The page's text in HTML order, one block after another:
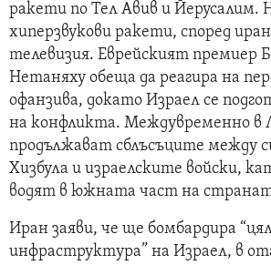
ракети по Тел Авив и Йерусалим.
хиперзвукови ракети, според
телевизия. Еврейският премиер
Нетаняху обеща да реагира на
офанзива, докато Израел се
на конфликта. Междувременно в
продължават сблъсъците между
Хизбула и израелските войски,
водят в южната част на
Иран заяви, че ще бомбардира
инфраструктура” на Израел, в